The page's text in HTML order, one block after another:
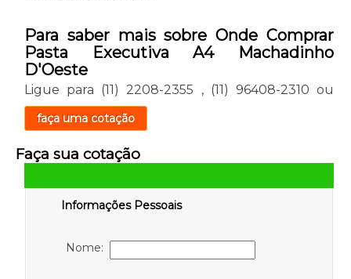
Para saber mais sobre Onde Comprar
Pasta Executiva A4 Machadinho
D'Oeste
Ligue para (11) 2208-2355 , (11) 96408-2310 ou
faça uma cotação
Faça sua cotação
Informações Pessoais
Nome: